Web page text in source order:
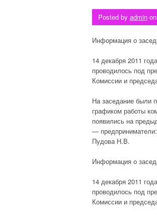
Posted by admin on
Информация о
14 декабря 2011
проводилось под
Комиссии и
На заседание были
графиком работы
появились на
—
Пудова Н.В.
Информация о
14 декабря 2011
проводилось под
Комиссии и